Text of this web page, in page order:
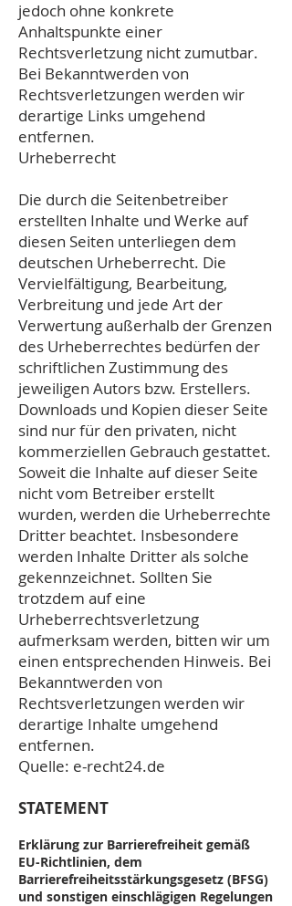
jedoch ohne konkrete
Anhaltspunkte einer
Rechtsverletzung nicht zumutbar.
Bei Bekanntwerden von
Rechtsverletzungen werden wir
derartige Links umgehend
entfernen.
Urheberrecht
Die durch die Seitenbetreiber
erstellten Inhalte und Werke auf
diesen Seiten unterliegen dem
deutschen Urheberrecht. Die
Vervielfältigung, Bearbeitung,
Verbreitung und jede Art der
Verwertung außerhalb der Grenzen
des Urheberrechtes bedürfen der
schriftlichen Zustimmung des
jeweiligen Autors bzw. Erstellers.
Downloads und Kopien dieser Seite
sind nur für den privaten, nicht
kommerziellen Gebrauch gestattet.
Soweit die Inhalte auf dieser Seite
nicht vom Betreiber erstellt
wurden, werden die Urheberrechte
Dritter beachtet. Insbesondere
werden Inhalte Dritter als solche
gekennzeichnet. Sollten Sie
trotzdem auf eine
Urheberrechtsverletzung
aufmerksam werden, bitten wir um
einen entsprechenden Hinweis. Bei
Bekanntwerden von
Rechtsverletzungen werden wir
derartige Inhalte umgehend
entfernen.
Quelle: e-recht24.de
STATEMENT
Erklärung zur Barrierefreiheit gemäß
EU-Richtlinien, dem
Barrierefreiheitsstärkungsgesetz (BFSG)
und sonstigen einschlägigen Regelungen